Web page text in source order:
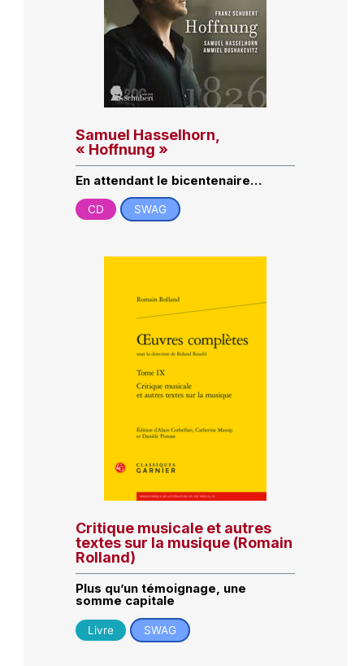
Samuel Hasselhorn,
« Hoffnung »
En attendant le bicentenaire…
CD SWAG
Critique musicale et autres
textes sur la musique (Romain
Rolland)
Plus qu’un témoignage, une
somme capitale
Livre SWAG